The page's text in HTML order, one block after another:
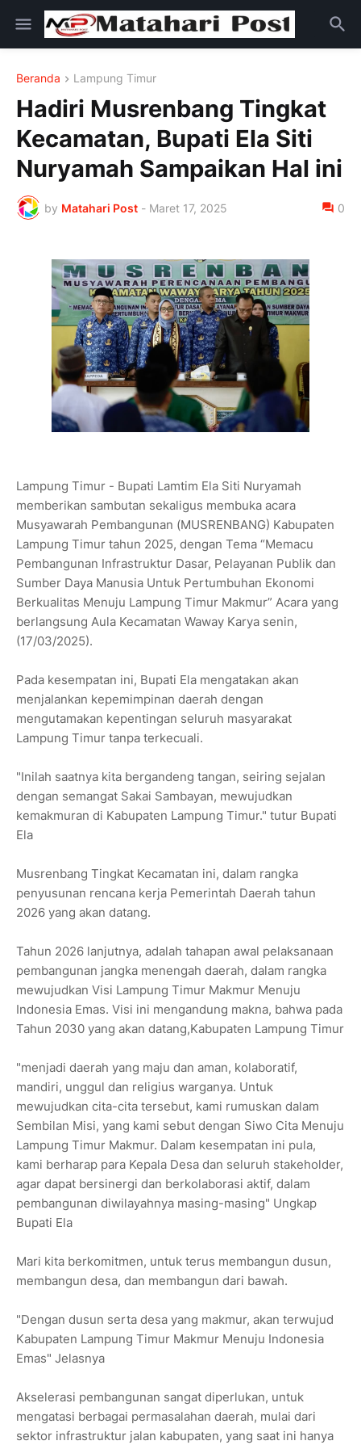
Beranda Lampung Timur
Hadiri Musrenbang Tingkat
Kecamatan, Bupati Ela Siti
Nuryamah Sampaikan Hal ini
by Matahari Post - Maret 17, 2025 0
Lampung Timur - Bupati Lamtim Ela Siti Nuryamah
memberikan sambutan sekaligus membuka acara
Musyawarah Pembangunan (MUSRENBANG) Kabupaten
Lampung Timur tahun 2025, dengan Tema “Memacu
Pembangunan Infrastruktur Dasar, Pelayanan Publik dan
Sumber Daya Manusia Untuk Pertumbuhan Ekonomi
Berkualitas Menuju Lampung Timur Makmur” Acara yang
berlangsung Aula Kecamatan Waway Karya senin,
(17/03/2025).
Pada kesempatan ini, Bupati Ela mengatakan akan
menjalankan kepemimpinan daerah dengan
mengutamakan kepentingan seluruh masyarakat
Lampung Timur tanpa terkecuali.
"Inilah saatnya kita bergandeng tangan, seiring sejalan
dengan semangat Sakai Sambayan, mewujudkan
kemakmuran di Kabupaten Lampung Timur." tutur Bupati
Ela
Musrenbang Tingkat Kecamatan ini, dalam rangka
penyusunan rencana kerja Pemerintah Daerah tahun
2026 yang akan datang.
Tahun 2026 lanjutnya, adalah tahapan awal pelaksanaan
pembangunan jangka menengah daerah, dalam rangka
mewujudkan Visi Lampung Timur Makmur Menuju
Indonesia Emas. Visi ini mengandung makna, bahwa pada
Tahun 2030 yang akan datang,Kabupaten Lampung Timur
"menjadi daerah yang maju dan aman, kolaboratif,
mandiri, unggul dan religius warganya. Untuk
mewujudkan cita-cita tersebut, kami rumuskan dalam
Sembilan Misi, yang kami sebut dengan Siwo Cita Menuju
Lampung Timur Makmur. Dalam kesempatan ini pula,
kami berharap para Kepala Desa dan seluruh stakeholder,
agar dapat bersinergi dan berkolaborasi aktif, dalam
pembangunan diwilayahnya masing-masing" Ungkap
Bupati Ela
Mari kita berkomitmen, untuk terus membangun dusun,
membangun desa, dan membangun dari bawah.
"Dengan dusun serta desa yang makmur, akan terwujud
Kabupaten Lampung Timur Makmur Menuju Indonesia
Emas" Jelasnya
Akselerasi pembangunan sangat diperlukan, untuk
mengatasi berbagai permasalahan daerah, mulai dari
sektor infrastruktur jalan kabupaten, yang saat ini hanya